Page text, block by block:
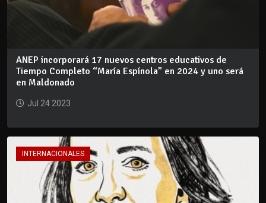
ANEP incorporará 17 nuevos centros educativos de
Tiempo Completo “María Espínola” en 2024 y uno será
en Maldonado
Jul 24 2023
INTERNACIONALES